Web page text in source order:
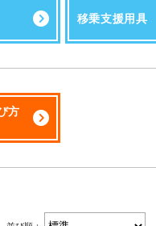
移乗支援用具
方